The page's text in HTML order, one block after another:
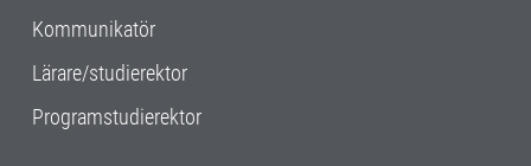
Kommunikatör
Lärare/studierektor
Programstudierektor